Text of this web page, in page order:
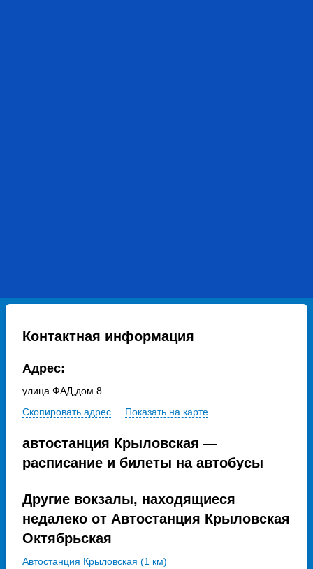
Контактная информация
Адрес:
улица ФАД,дом 8
Скопировать адрес
Показать на карте
автостанция Крыловская —
расписание и билеты на автобусы
Другие вокзалы, находящиеся
недалеко от Автостанция Крыловская
Октябрьская
Автостанция Крыловская (1 км)